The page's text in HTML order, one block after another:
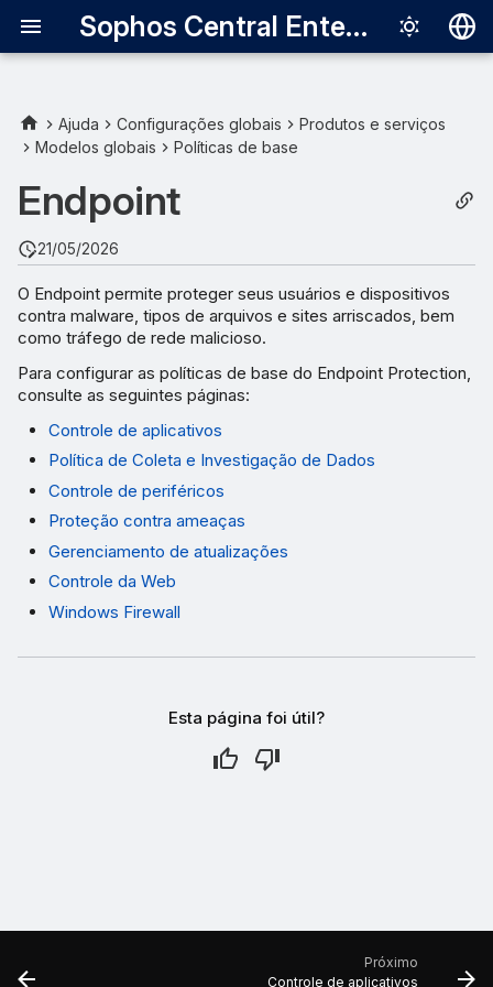
Sophos Central Enterprise
English
한국어
Ajuda Configurações globais
Produtos e serviços
Modelos globais
Políticas de base
Endpoint
21/05/2026
O Endpoint permite proteger seus usuários e dispositivos
contra malware, tipos de arquivos e sites arriscados, bem
como tráfego de rede malicioso.
Para configurar as políticas de base do Endpoint Protection,
consulte as seguintes páginas:
Controle de aplicativos
Política de Coleta e Investigação de Dados
Controle de periféricos
Proteção contra ameaças
Gerenciamento de atualizações
Controle da Web
Windows Firewall
Esta página foi útil?
Próximo
Controle de aplicativos